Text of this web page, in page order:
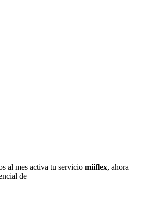
al mes activa tu servicio miiflex, ahora
de